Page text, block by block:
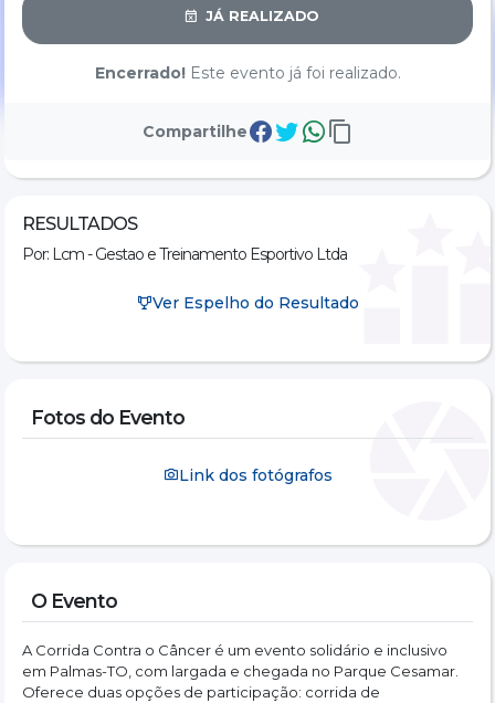
JÁ REALIZADO
Encerrado!Este evento já foi realizado.
Compartilhe
RESULTADOS
Por: Lcm - Gestao e Treinamento Esportivo Ltda
Ver Espelho do Resultado
Fotos do Evento
Link dos fotógrafos
O Evento
A Corrida Contra o Câncer é um evento solidário e inclusivo
em Palmas-TO, com largada e chegada no Parque Cesamar.
Oferece duas opções de participação: corrida de